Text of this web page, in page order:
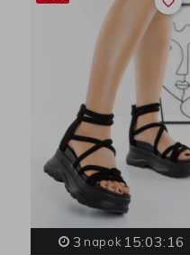
3 napok 15:03:15